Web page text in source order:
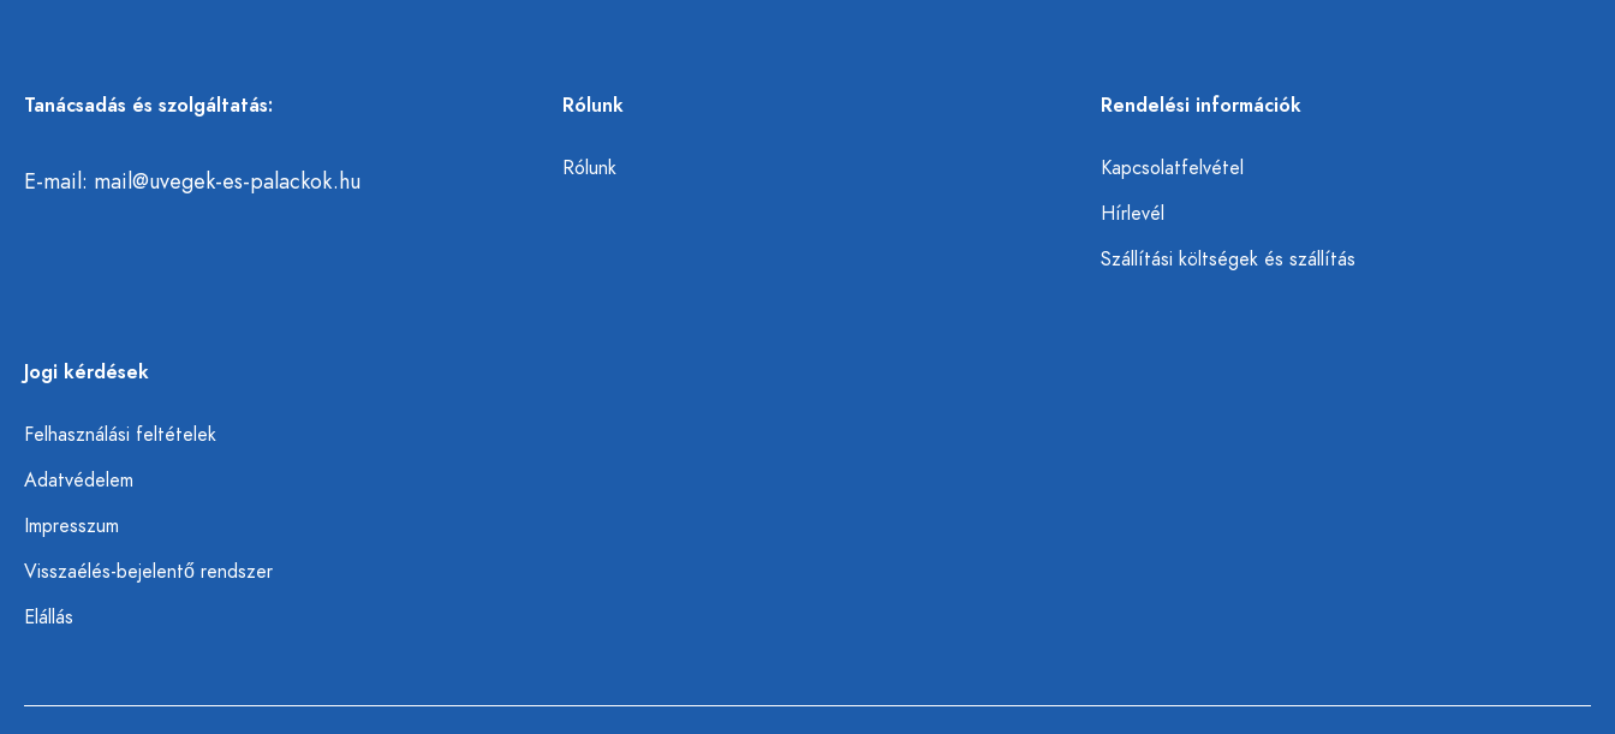
Tanácsadás és szolgáltatás:
E-mail: mail@uvegek-es-palackok.hu
Rólunk
Rólunk
Rendelési információk
Kapcsolatfelvétel
Hírlevél
Szállítási költségek és szállítás
Jogi kérdések
Felhasználási feltételek
Adatvédelem
Impresszum
Visszaélés-bejelentő rendszer
Elállás